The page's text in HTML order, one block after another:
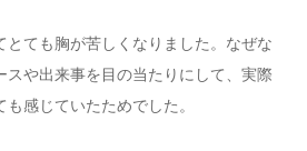
とても胸が苦しくなりました。なぜな
スや出来事を目の当たりにして、実際
感じていたためでした。